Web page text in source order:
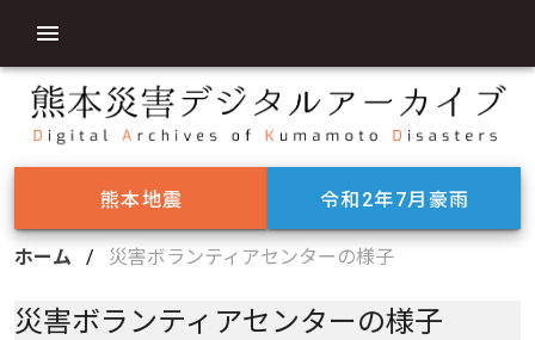
熊本地震 令和2年7月豪雨
ホーム / 災害ボランティアセンターの様子
災害ボランティアセンターの様子